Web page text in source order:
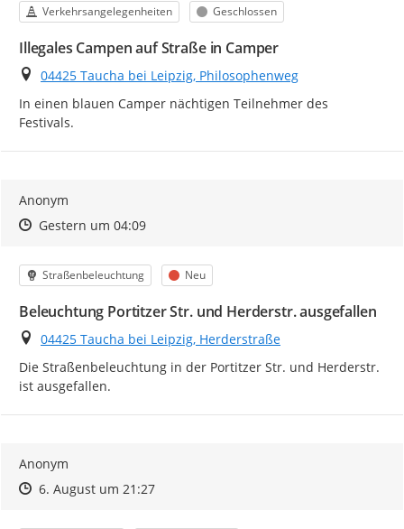
Kategorie
Verkehrsangelegenheiten Status
Geschlossen
Illegales Campen auf Straße in Camper
Ort
04425 Taucha bei Leipzig, Philosophenweg
In einen blauen Camper nächtigen Teilnehmer des
Festivals.
Anonym
Zeitpunkt des Erstellens
Zeitpunkt des Erstellens
Gestern um 04:09Zur Äußerung
Kategorie
Straßenbeleuchtung Status
Neu
Beleuchtung Portitzer Str. und Herderstr. ausgefallen
Ort
04425 Taucha bei Leipzig, Herderstraße
Die Straßenbeleuchtung in der Portitzer Str. und Herderstr.
ist ausgefallen.
Anonym
Zeitpunkt des Erstellens
Zeitpunkt des Erstellens
6. August um 21:27Zur Äußerung